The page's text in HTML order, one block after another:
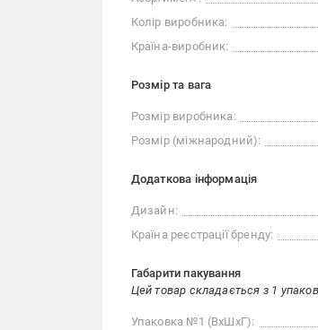
Колір виробника:
Країна-виробник:
Розмір та вага
Розмір виробника:
Розмір (міжнародний):
Додаткова інформація
Дизайн:
Країна реєстрації бренду:
Габарити пакування
Цей товар складається з 1
Упаковка №1 (ВхШхГ):